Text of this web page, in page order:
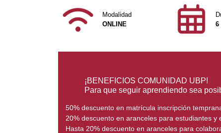
Modalidad
ONLINE
6
¡BENEFICIOS COMUNIDAD UBP!
Para que seguir aprendiendo sea
50% descuento en matrícula inscripción
20% descuento en aranceles para estudiantes y
Hasta 20% descuento en aranceles para